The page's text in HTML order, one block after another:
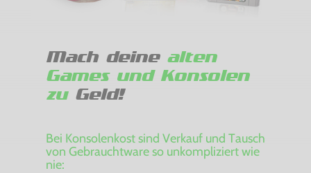
Mach deine alten
Games und Konsolen
zuGeld!
Bei Konsolenkost sind Verkauf und Tausch
von Gebrauchtware so unkompliziert wie
nie: